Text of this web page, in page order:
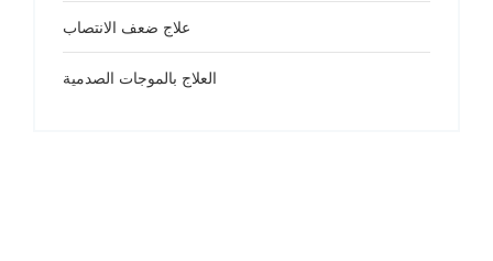
علاج ضعف الانتصاب
العلاج بالموجات الصدمية